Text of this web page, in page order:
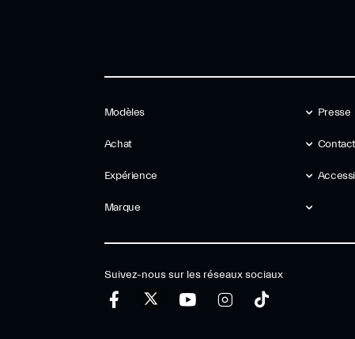
Modèles
Achat
Expérience
Marque
Presse
Suivez-nous sur les réseaux sociaux